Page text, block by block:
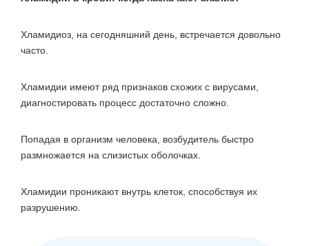
Хламидиоз, на сегодняшний день, встречается довольно
часто.
Хламидии имеют ряд признаков схожих с вирусами,
диагностировать процесс достаточно сложно.
Попадая в организм человека, возбудитель быстро
размножается на слизистых оболочках.
Хламидии проникают внутрь клеток, способствуя их
разрушению.